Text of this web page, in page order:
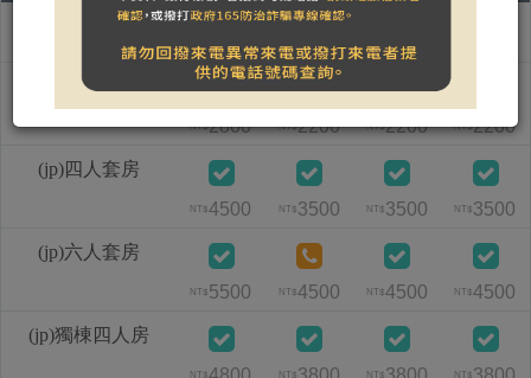
(jp)兩人套房
(jp)四人套房
(jp)六人套房
(jp)獨棟四人房
08
土
09
日
月
NT$2800 NT$2200 NT$2200 NT$2200
NT$4500 NT$ 3500 NT$ 3500 NT$ 3500
NT$ 5500 NT$4500 NT$4500 NT$4500
NT$ NT$ NT$ NT$